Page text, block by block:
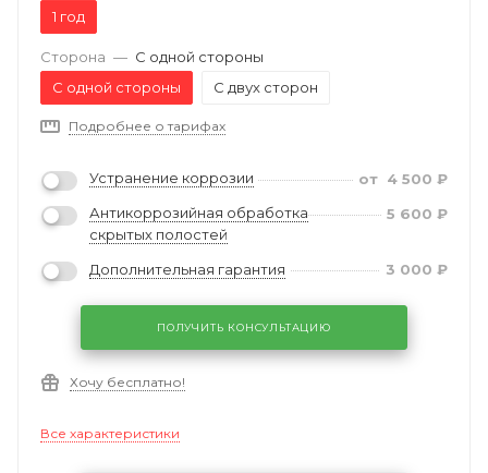
1 год
Сторона — С одной стороны
С одной стороны
С двух сторон
Подробнее о тарифах
Устранение коррозии от 4 500 ₽
Антикоррозийная обработка
скрытых полостей
5 600 ₽
Дополнительная гарантия 3 000 ₽
ПОЛУЧИТЬ КОНСУЛЬТАЦИЮ
Хочу бесплатно!
Все характеристики